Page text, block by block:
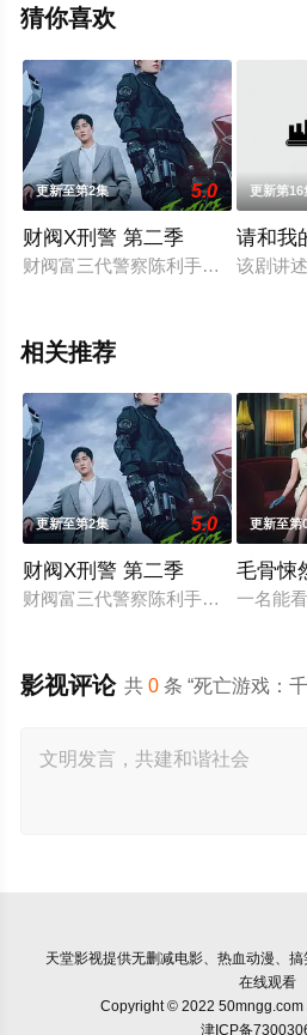
电视剧，手机免费观看高清未删
或剧情网等平台了解。
猜你喜欢
更新至第2集 5.0
财阀X刑警 第二季
财阀富三代警察陈利手（安普贤 饰
更新第16
请和我
该剧讲
相关推荐
更新至第2集 5.0
财阀X刑警 第二季
财阀富三代警察陈利手（安普贤 饰
更新至第
毛骨悚
一名能
共0 条 “死亡游戏：
影视评论
天堂影视提供无删减电影、热血动漫、
在线观看
Copyright © 2022 50mngg.com
津ICP备